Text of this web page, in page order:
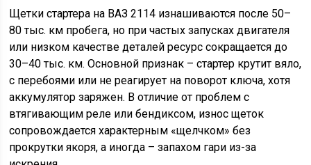
Щетки стартера на ВАЗ 2114 изнашиваются после 50–
80 тыс. км пробега, но при частых запусках двигателя
или низком качестве деталей ресурс сокращается до
30–40 тыс. км. Основной признак – стартер крутит вяло,
с перебоями или не реагирует на поворот ключа, хотя
аккумулятор заряжен. В отличие от проблем с
втягивающим реле или бендиксом, износ щеток
сопровождается характерным «щелчком» без
прокрутки якоря, а иногда – запахом гари из-за